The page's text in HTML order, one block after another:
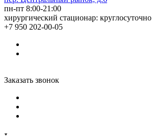
пн-пт 8:00-21:00
хирургический стационар: круглосуточно
+7 950 202-00-05
Заказать звонок